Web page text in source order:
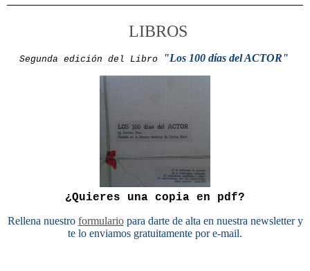
LIBROS
Segunda edición del Libro "Los 100 días del ACTOR"
¿Quieres una copia en pdf?
Rellena nuestro formulariopara darte de alta en nuestra newsletter y
te lo enviamos gratuitamente por e-mail.